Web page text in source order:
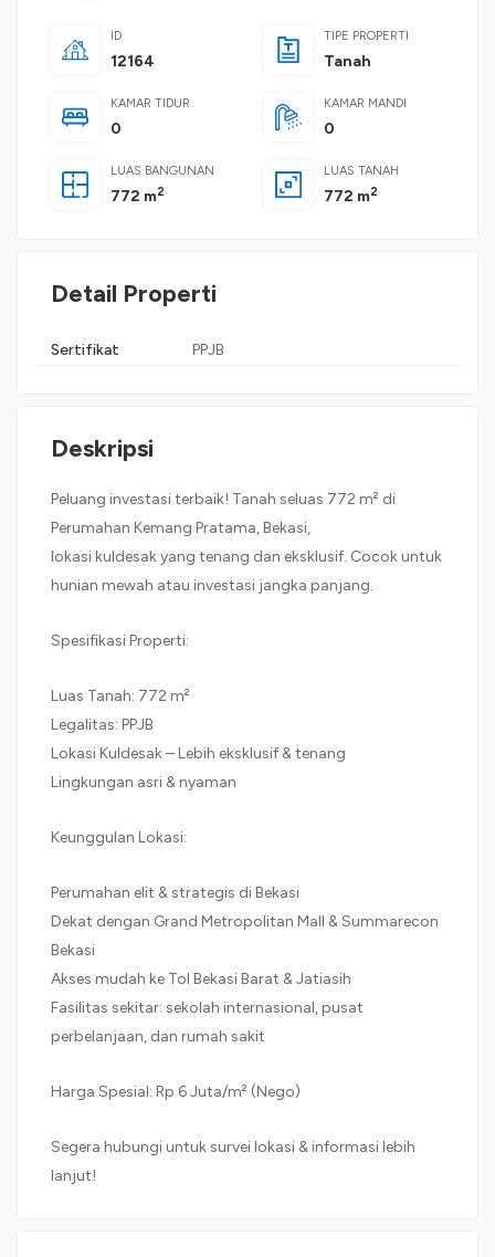
ID
12164
TIPE PROPERTI
Tanah
KAMAR TIDUR
0
KAMAR MANDI
0
LUAS BANGUNAN
772 m2
LUAS TANAH
772 m2
Detail Properti
Sertifikat PPJB
Deskripsi
Peluang investasi terbaik! Tanah seluas 772 m² di
Perumahan Kemang Pratama, Bekasi,
lokasi kuldesak yang tenang dan eksklusif. Cocok untuk
hunian mewah atau investasi jangka panjang.
Spesifikasi Properti:
Luas Tanah: 772 m²
Legalitas: PPJB
Lokasi Kuldesak – Lebih eksklusif & tenang
Lingkungan asri & nyaman
Keunggulan Lokasi:
Perumahan elit & strategis di Bekasi
Dekat dengan Grand Metropolitan Mall & Summarecon
Bekasi
Akses mudah ke Tol Bekasi Barat & Jatiasih
Fasilitas sekitar: sekolah internasional, pusat
perbelanjaan, dan rumah sakit
Harga Spesial: Rp 6 Juta/m² (Nego)
Segera hubungi untuk survei lokasi & informasi lebih
lanjut!